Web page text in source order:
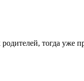
тогда уже